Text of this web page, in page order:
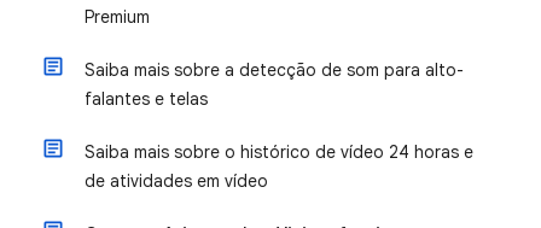
Premium
Saiba mais sobre a detecção de som para alto-
falantes e telas
Saiba mais sobre o histórico de vídeo 24 horas e
de atividades em vídeo